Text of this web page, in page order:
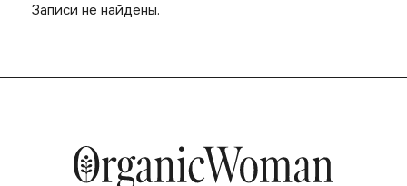
Записи не найдены.